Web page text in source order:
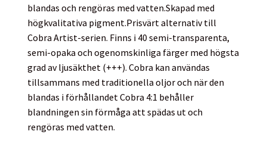
blandas och rengöras med vatten.Skapad med
högkvalitativa pigment.Prisvärt alternativ till
Cobra Artist-serien. Finns i 40 semi-transparenta,
semi-opaka och ogenomskinliga färger med högsta
grad av ljusäkthet (+++). Cobra kan användas
tillsammans med traditionella oljor och när den
blandas i förhållandet Cobra 4:1 behåller
blandningen sin förmåga att spädas ut och
rengöras med vatten.